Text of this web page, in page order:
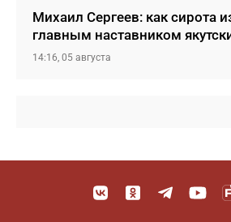
Михаил Сергеев: как сирота
главным наставником
14:16, 05 августа